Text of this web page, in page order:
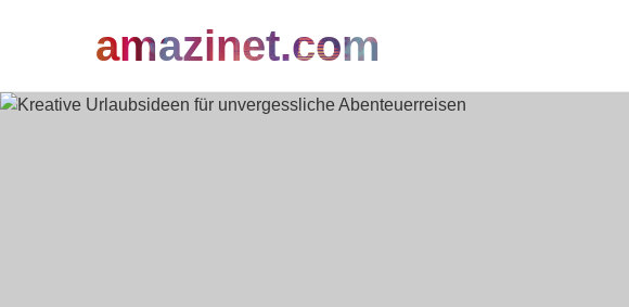
amazinet.com